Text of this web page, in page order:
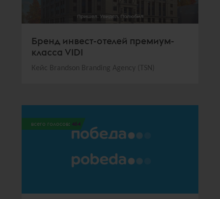
Бренд инвест-отелей премиум-
класса VIDI
Кейс Brandson Branding Agency (TSN)
всего голосов: 464